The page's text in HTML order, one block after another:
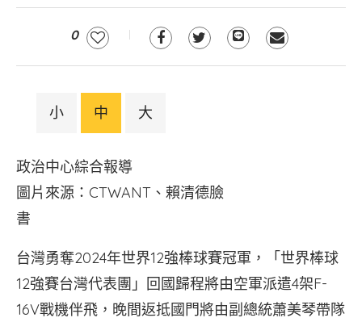
0
小 中 大
政治中心綜合報導
圖片來源：CTWANT、賴清德臉
書
台灣勇奪2024年世界12強棒球賽冠軍，「世界棒球
12強賽台灣代表團」回國歸程將由空軍派遣4架F-
16V戰機伴飛，晚間返抵國門將由副總統蕭美琴帶隊